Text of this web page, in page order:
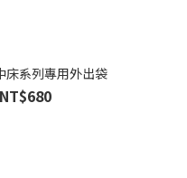
系列專用外出袋
NT$680